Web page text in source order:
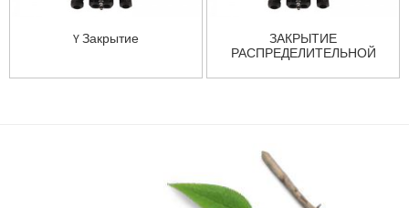
Y Закрытие
ЗАКРЫТИЕ
РАСПРЕДЕЛИТЕЛЬНОЙ